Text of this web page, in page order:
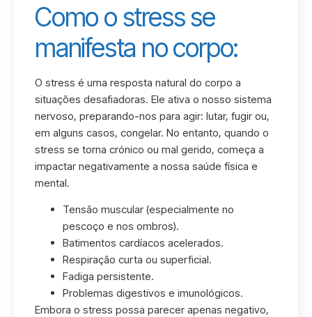
Como o stress se
manifesta no corpo:
O stress é uma resposta natural do corpo a
situações desafiadoras. Ele ativa o nosso sistema
nervoso, preparando-nos para agir: lutar, fugir ou,
em alguns casos, congelar. No entanto, quando o
stress se torna crónico ou mal gerido, começa a
impactar negativamente a nossa saúde física e
mental.
Tensão muscular (especialmente no
pescoço e nos ombros).
Batimentos cardíacos acelerados.
Respiração curta ou superficial.
Fadiga persistente.
Problemas digestivos e imunológicos.
Embora o stress possa parecer apenas negativo,